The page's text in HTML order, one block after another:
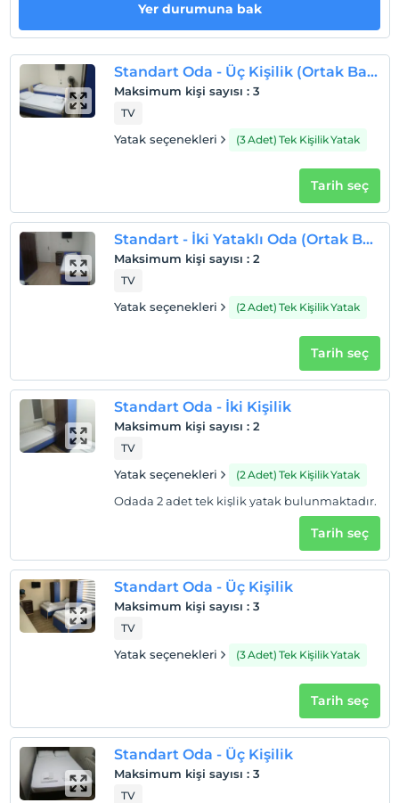
Evcil Hayvan
Sigara
Odalarda sigara içilmez
2 yaşına kadar olan bebekler ücretsizdir.
Yer durumuna bak
Standart Oda - Üç Kişilik (Ortak Banyo)
Maksimum kişi sayısı : 3
TV
Yatak seçenekleri (3 Adet) Tek Kişilik Yatak
Tarih seç
Standart - İki Yataklı Oda (Ortak Banyo)
Maksimum kişi sayısı : 2
TV
Yatak seçenekleri (2 Adet) Tek Kişilik Yatak
Tarih seç
Standart Oda - İki Kişilik
Maksimum kişi sayısı : 2
TV
Yatak seçenekleri (2 Adet) Tek Kişilik Yatak
Odada 2 adet tek kişlik yatak bulunmaktadır.
Tarih seç
Standart Oda - Üç Kişilik
Maksimum kişi sayısı : 3
TV
Yatak seçenekleri (3 Adet) Tek Kişilik Yatak
Tarih seç
Standart Oda - Üç Kişilik
Maksimum kişi sayısı : 3
TV